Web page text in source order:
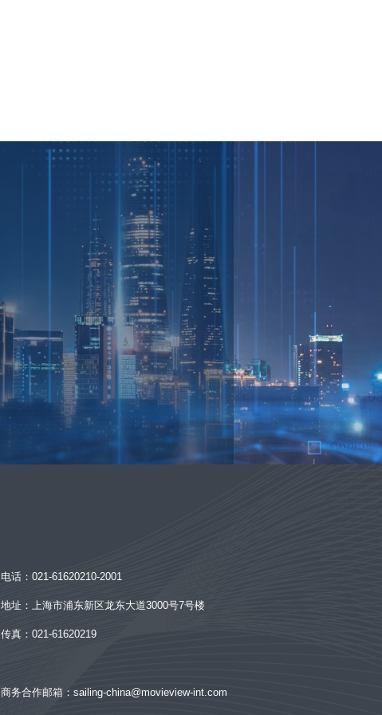
电话：021-61620210-2001
地址：上海市浦东新区龙东大道3000号7号楼
传真：021-61620219
商务合作邮箱：sailing-china@movieview-int.com